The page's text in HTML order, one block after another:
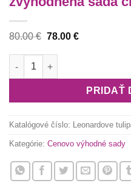
80.00€ Pôvodná
bola:
80.00 €.
78.00 €Aktuálna
množstvo Leonardove
PRIDAŤ
Katalógové číslo: Leonardove
Kategórie: Cenovo výhodné sady